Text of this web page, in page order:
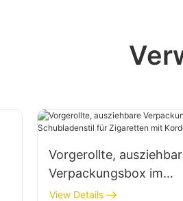
Vorgerollte,
Verpackungsbox im
Schubladenstil für
View Details